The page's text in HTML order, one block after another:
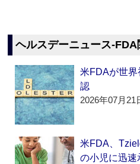
ヘルスデーニュース‐FDA
米FDAが世
認
2026年07月21
米FDA、
の小児に迅速